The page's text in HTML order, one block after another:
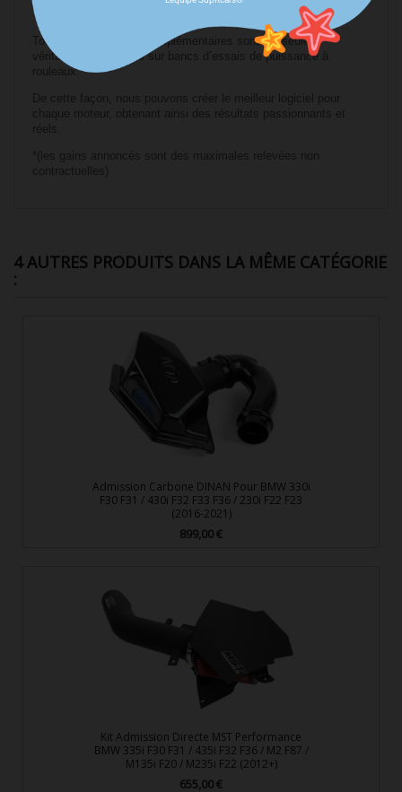
TESTÉ SUR BANC D'ESSAI DE PUISSANCE
Toutes nos centrales complémentaires sont les seules
véritablement testées sur bancs d’essais de puissance à
rouleaux.
4 AUTRES PRODUITS DANS LA MÊME CATÉGORIE
:
Admission Carbone DINAN Pour BMW 330i
F30 F31 / 430i F32 F33 F36 / 230i F22 F23
(2016-2021)
Prix
899,00 €
Kit Admission Directe MST Performance
BMW 335i F30 F31 / 435i F32 F36 / M2 F87 /
M135i F20 / M235i F22 (2012+)
Prix
655,00 €